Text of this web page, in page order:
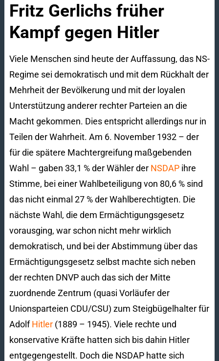
Fritz Gerlichs früher
Kampf gegen Hitler
Viele Menschen sind heute der Auffassung, das NS-
Regime sei demokratisch und mit dem Rückhalt der
Mehrheit der Bevölkerung und mit der loyalen
Unterstützung anderer rechter Parteien an die
Macht gekommen. Dies entspricht allerdings nur in
Teilen der Wahrheit. Am 6. November 1932 – der
für die spätere Machtergreifung maßgebenden
Wahl – gaben 33,1 % der Wähler der NSDAPihre
Stimme, bei einer Wahlbeteiligung von 80,6 % sind
das nicht einmal 27 % der Wahlberechtigten. Die
nächste Wahl, die dem Ermächtigungsgesetz
vorausging, war schon nicht mehr wirklich
demokratisch, und bei der Abstimmung über das
Ermächtigungsgesetz selbst machte sich neben
der rechten DNVP auch das sich der Mitte
zuordnende Zentrum (quasi Vorläufer der
Unionsparteien CDU/CSU) zum Steigbügelhalter für
AdolfHitler(1889 – 1945). Viele rechte und
konservative Kräfte hatten sich bis dahin Hitler
entgegengestellt. Doch die NSDAP hatte sich